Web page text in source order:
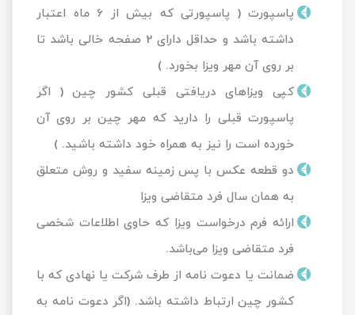
پاسپورت ( پاسپورتی که بیش از 6 ماه اعتبار
داشته باشد و حداقل دارای 2 صفحه خالی باشد تا
بر روی آن مهر ویزا بخورد. )
کپی ویزاهای دریافتی قبلی کشور چین ( اگر
پاسپورت قبلی را دارید که مهر چین بر روی آن
خورده است را نیز به همراه خود داشته باشید. )
دو قطعه عکس با پس زمینه سفید و روش متعلق
به همان سال فرد متقاضی ویزا
ارائه فرم درخواست ویزا که حاوی اطلاعات شخصی
فرد متقاضی ویزا می‌باشد.
ضمانت یا دعوت نامه از طرف شرکت یا نهادی که با
کشور چین ارتباط داشته باشد. (اگر دعوت نامه به